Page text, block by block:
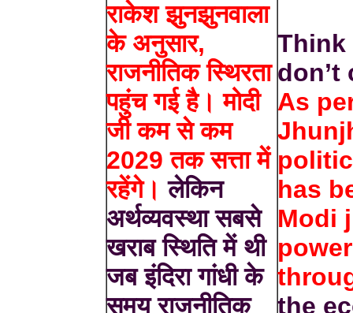
राकेश झुनझुनवाला
के अनुसार,
राजनीतिक स्थिरता
पहुंच गई है। मोदी
जी कम से कम
2029 तक सत्ता में
रहेंगे। लेकिन
अर्थव्यवस्था सबसे
खराब स्थिति में थी
जब इंदिरा गांधी के
समय राजनीतिक
don’t
As
has
Modi
the